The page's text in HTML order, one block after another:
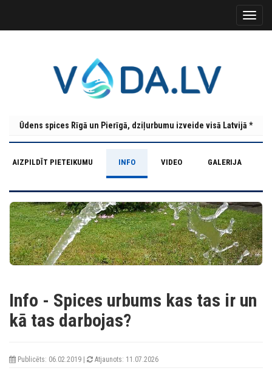
Ūdens spices Rīgā un Pierīgā, dziļurbumu izveide visā Latvijā *
AIZPILDĪT PIETEIKUMU INFO VIDEO GALERIJA
Info - Spices urbums kas tas ir un
kā tas darbojas?
Publicēts: 06.02.2019 | Atjaunots: 11.07.2026